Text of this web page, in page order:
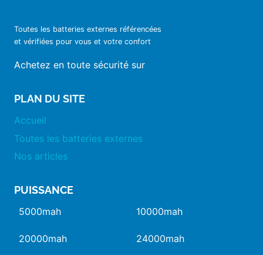
Toutes les batteries externes référencées
et vérifiées pour vous et votre confort
Achetez en toute sécurité sur
PLAN DU SITE
Accueil
Toutes les batteries externes
Nos articles
PUISSANCE
5000mah 10000mah
20000mah 24000mah